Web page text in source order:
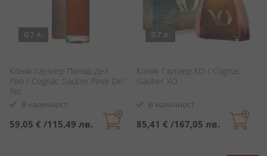
0.7 л.
Коняк Гаутиер Пинар Дел
Рио / Cognac Gautier Pinar Del
Rio
В наличност
59,05 € /115,49 лв.
0.7 л.
Коняк Гаутиер XO / Cognac
Gautier XO
В наличност
85,41 € /167,05 лв.